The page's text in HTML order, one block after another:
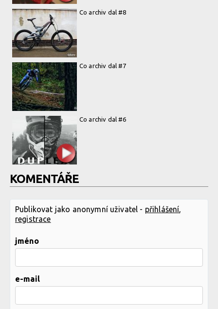
Co archiv dal #8
Co archiv dal #7
Co archiv dal #6
KOMENTÁŘE
Publikovat jako anonymní uživatel - přihlášení
registrace
jméno
e-mail